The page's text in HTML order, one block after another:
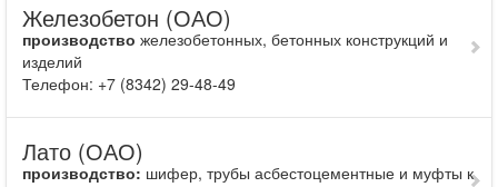
Железобетон (ОАО)
производство железобетонных, бетонных конструкций и
изделий
Телефон: +7 (8342) 29-48-49
Лато (ОАО)
производство: шифер, трубы асбестоцементные и муфты к